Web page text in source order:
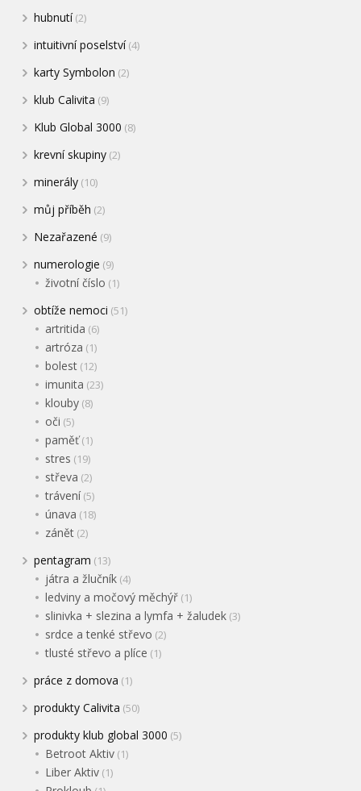
hubnutí(2)
intuitivní poselství(4)
karty Symbolon (2)
klub Calivita (9)
Klub Global 3000 (8)
krevní skupiny (2)
minerály (10)
můj příběh (2)
Nezařazené (9)
numerologie (9)
životní číslo (1)
obtíže nemoci (51)
artritida (6)
artróza (1)
bolest (12)
imunita (23)
klouby (8)
oči (5)
paměť(1)
stres (19)
střeva (2)
trávení(5)
únava (18)
zánět (2)
pentagram (13)
játra a žlučník (4)
ledviny a močový měchýř (1)
slinivka + slezina a lymfa + žaludek (3)
srdce a tenké střevo (2)
tlusté střevo a plíce (1)
práce z domova (1)
produkty Calivita (50)
produkty klub global 3000 (5)
Betroot Aktiv (1)
Liber Aktiv (1)